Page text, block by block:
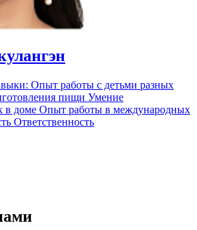
Опыт работы с детьми разных
пищи Умение
в доме Опыт работы в международных
Ответственность